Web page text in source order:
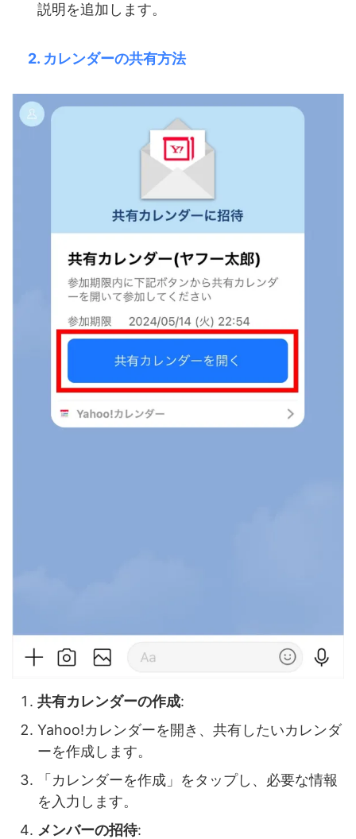
説明を追加します。
2. カレンダーの共有方法
共有カレンダーの作成:
Yahoo!カレンダーを開き、共有したいカレンダ
ーを作成します。
「カレンダーを作成」をタップし、必要な情報
を入力します。
メンバーの招待: